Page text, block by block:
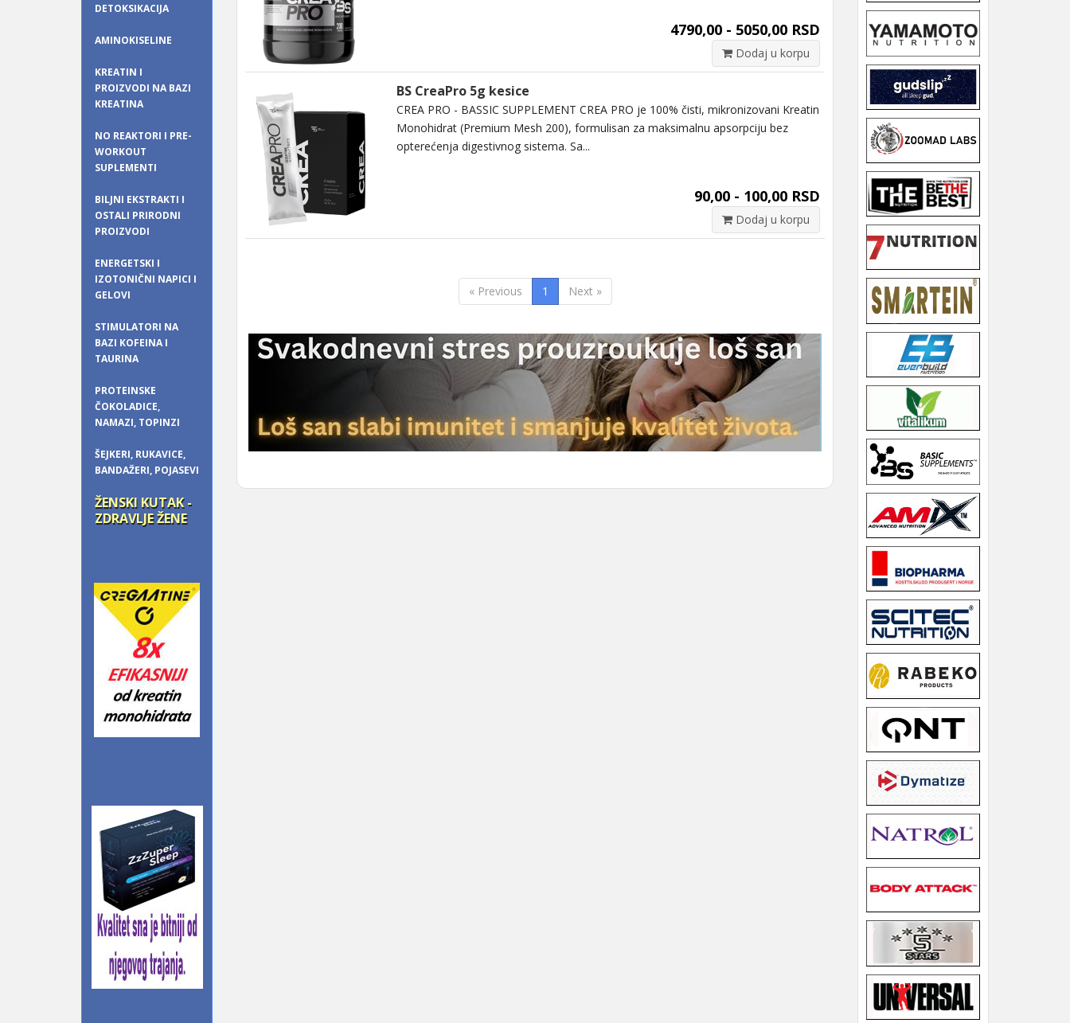
DETOKSIKACIJA
AMINOKISELINE
KREATIN I
PROIZVODI NA BAZI
KREATINA
NO REAKTORI I PRE-
WORKOUT
SUPLEMENTI
BILJNI EKSTRAKTI I
OSTALI PRIRODNI
PROIZVODI
ENERGETSKI I
IZOTONIČNI NAPICI I
GELOVI
STIMULATORI NA
BAZI KOFEINA I
TAURINA
PROTEINSKE
ČOKOLADICE,
NAMAZI, TOPINZI
ŠEJKERI, RUKAVICE,
BANDAŽERI, POJASEVI
ŽENSKI KUTAK -
ZDRAVLJE ŽENE
4790,00 - 5050,00 RSD
Dodaj u korpu
BS CreaPro 5g kesice
CREA PRO - BASSIC SUPPLEMENT CREA PRO je 100% čisti, mikronizovani Kreatin
Monohidrat (Premium Mesh 200), formulisan za maksimalnu apsorpciju bez
opterećenja digestivnog sistema. Sa...
90,00 - 100,00 RSD
Dodaj u korpu
« Previous 1 Next »